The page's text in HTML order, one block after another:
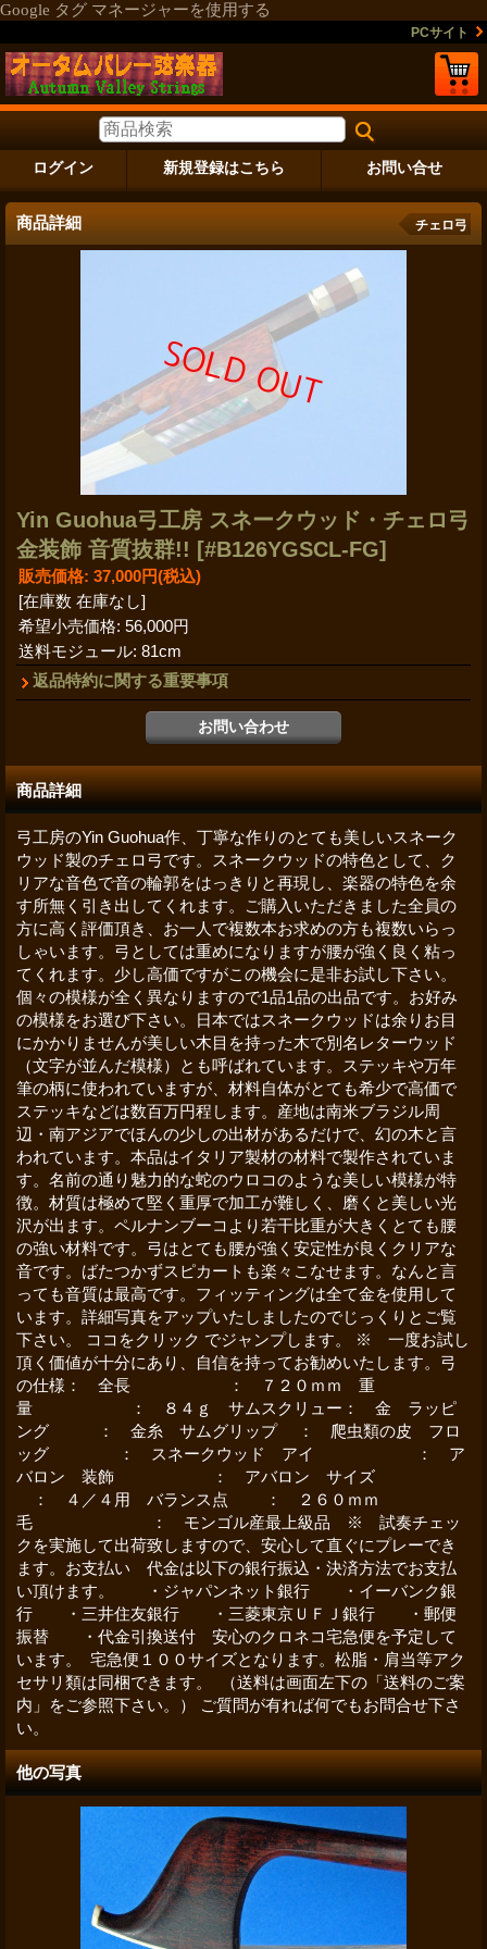
Google タグ マネージャーを使用する
PCサイト
ログイン 新規登録はこちら お問い合せ
商品詳細 チェロ弓
Yin Guohua弓工房 スネークウッド・チェロ弓
金装飾 音質抜群!! [#B126YGSCL-FG]
販売価格: 37,000円(税込)
[在庫数 在庫なし]
希望小売価格: 56,000円
送料モジュール: 81cm
返品特約に関する重要事項
商品詳細
弓工房のYin Guohua作、丁寧な作りのとても美しいスネーク
ウッド製のチェロ弓です。スネークウッドの特色として、ク
リアな音色で音の輪郭をはっきりと再現し、楽器の特色を余
す所無く引き出してくれます。ご購入いただきました全員の
方に高く評価頂き、お一人で複数本お求めの方も複数いらっ
しゃいます。弓としては重めになりますが腰が強く良く粘っ
てくれます。少し高価ですがこの機会に是非お試し下さい。
個々の模様が全く異なりますので1品1品の出品です。お好み
の模様をお選び下さい。日本ではスネークウッドは余りお目
にかかりませんが美しい木目を持った木で別名レターウッド
（文字が並んだ模様）とも呼ばれています。ステッキや万年
筆の柄に使われていますが、材料自体がとても希少で高価で
ステッキなどは数百万円程します。産地は南米ブラジル周
辺・南アジアでほんの少しの出材があるだけで、幻の木と言
われています。本品はイタリア製材の材料で製作されていま
す。名前の通り魅力的な蛇のウロコのような美しい模様が特
徴。材質は極めて堅く重厚で加工が難しく、磨くと美しい光
沢が出ます。ペルナンブーコより若干比重が大きくとても腰
の強い材料です。弓はとても腰が強く安定性が良くクリアな
音です。ばたつかずスピカートも楽々こなせます。なんと言
っても音質は最高です。フィッティングは全て金を使用して
います。詳細写真をアップいたしましたのでじっくりとご覧
下さい。 ココをクリック でジャンプします。 ※ 一度お試し
頂く価値が十分にあり、自信を持ってお勧めいたします。弓
の仕様： 全長 ： ７２０ｍｍ 重
量 ： ８４ｇ サムスクリュー： 金 ラッピ
ング ： 金糸 サムグリップ ： 爬虫類の皮 フロ
ッグ ： スネークウッド アイ ： ア
バロン 装飾 ： アバロン サイズ
： ４／４用 バランス点 ： ２６０ｍｍ
毛 ： モンゴル産最上級品 ※ 試奏チェッ
クを実施して出荷致しますので、安心して直ぐにプレーでき
ます。お支払い 代金は以下の銀行振込・決済方法でお支払
い頂けます。 ・ジャパンネット銀行 ・イーバンク銀
行 ・三井住友銀行 ・三菱東京ＵＦＪ銀行 ・郵便
振替 ・代金引換送付 安心のクロネコ宅急便を予定して
います。 宅急便１００サイズとなります。松脂・肩当等アク
セサリ類は同梱できます。 （送料は画面左下の「送料のご案
内」をご参照下さい。） ご質問が有れば何でもお問合せ下さ
い。
他の写真